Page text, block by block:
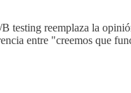
testing reemplaza la
entre "creemos que